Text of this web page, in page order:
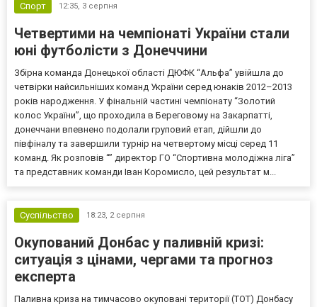
Спорт 12:35, 3 серпня
Четвертими на чемпіонаті України стали
юні футболісти з Донеччини
Збірна команда Донецької області ДЮФК “Альфа” увійшла до
четвірки найсильніших команд України серед юнаків 2012–2013
років народження. У фінальній частині чемпіонату “Золотий
колос України”, що проходила в Береговому на Закарпатті,
донеччани впевнено подолали груповий етап, дійшли до
півфіналу та завершили турнір на четвертому місці серед 11
команд. Як розповів “” директор ГО “Спортивна молодіжна ліга”
та представник команди Іван Коромисло, цей результат м...
Суспільство 18:23, 2 серпня
Окупований Донбас у паливній кризі:
ситуація з цінами, чергами та прогноз
експерта
Паливна криза на тимчасово окуповані території (ТОТ) Донбасу